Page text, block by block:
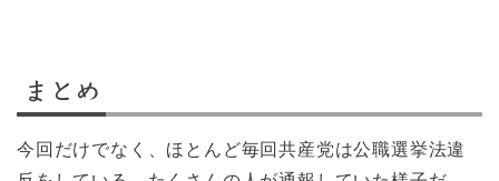
まとめ
今回だけでなく、ほとんど毎回共産党は公職選挙法違